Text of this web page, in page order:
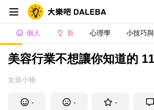
個人 新 心理學 小技巧
美容行業不想讓你知道的
女孩小物
- - -